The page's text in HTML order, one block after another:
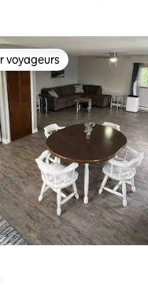
les plus appréciés
voyageurs